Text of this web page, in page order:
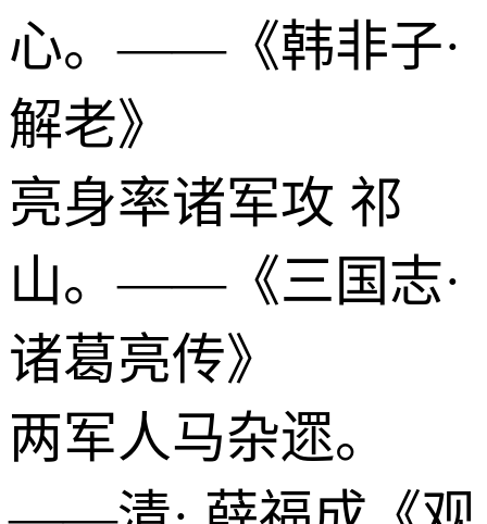
心。——《韩非子·
解老》
亮身率诸军攻 祁
山。——《三国志·
诸葛亮传》
两军人马杂遝。